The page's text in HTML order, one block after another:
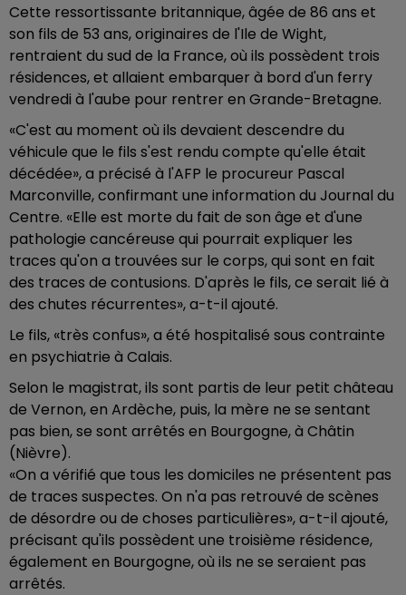
Cette ressortissante britannique, âgée de 86 ans et
son fils de 53 ans, originaires de l'Ile de Wight,
rentraient du sud de la France, où ils possèdent trois
résidences, et allaient embarquer à bord d'un ferry
vendredi à l'aube pour rentrer en Grande-Bretagne.
«C'est au moment où ils devaient descendre du
véhicule que le fils s'est rendu compte qu'elle était
décédée», a précisé à l'AFP le procureur Pascal
Marconville, confirmant une information du Journal du
Centre. «Elle est morte du fait de son âge et d'une
pathologie cancéreuse qui pourrait expliquer les
traces qu'on a trouvées sur le corps, qui sont en fait
des traces de contusions. D'après le fils, ce serait lié à
des chutes récurrentes», a-t-il ajouté.
Le fils, «très confus», a été hospitalisé sous contrainte
en psychiatrie à Calais.
Selon le magistrat, ils sont partis de leur petit château
de Vernon, en Ardèche, puis, la mère ne se sentant
pas bien, se sont arrêtés en Bourgogne, à Châtin
(Nièvre).
«On a vérifié que tous les domiciles ne présentent pas
de traces suspectes. On n'a pas retrouvé de scènes
de désordre ou de choses particulières», a-t-il ajouté,
précisant qu'ils possèdent une troisième résidence,
également en Bourgogne, où ils ne se seraient pas
arrêtés.